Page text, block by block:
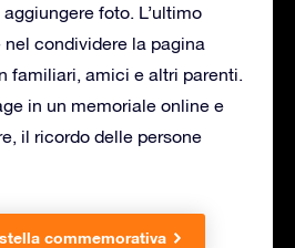
foto. L’ultimo
condividere la pagina
familiari, amici e altri parenti.
in un memoriale online e
il ricordo delle persone
commemorativa